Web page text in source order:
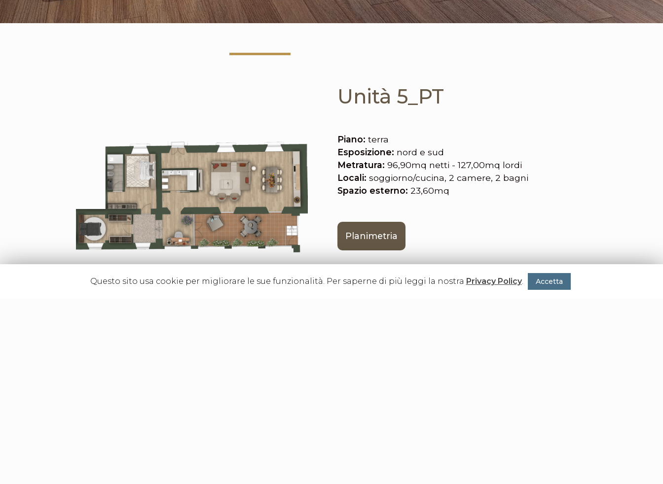
Unità 5_PT
Piano: terra
Esposizione: nord e sud
Metratura: 96,90mq netti - 127,00mq lordi
Locali: soggiorno/cucina, 2 camere, 2 bagni
Spazio esterno: 23,60mq
Planimetria
Questo sito usa cookie per migliorare le sue funzionalità. Per saperne di più leggi la nostra Privacy Policy. Accetta